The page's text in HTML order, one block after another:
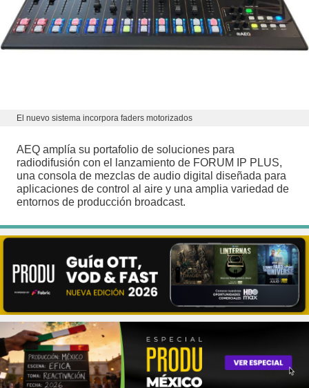
El nuevo sistema incorpora faders motorizados
AEQ amplía su portafolio de soluciones para
radiodifusión con el lanzamiento de FORUM IP PLUS,
una consola de mezclas de audio digital diseñada para
aplicaciones de control al aire y una amplia variedad de
entornos de producción broadcast.